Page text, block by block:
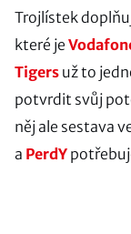
Trojlístek
které je
Tigers už to
potvrdit svůj
něj ale sestava
a PerdY